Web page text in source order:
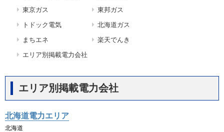
東京ガス
東邦ガス
トドック電気
北海道ガス
まちエネ
楽天でんき
エリア別掲載電力会社
エリア別掲載電力会社
北海道電力エリア
北海道